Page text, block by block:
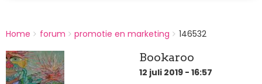
BREADCRUMBS
You
here:
Home forum promotie en marketing 146532
Bookaroo
12 juli 2019 - 16:57